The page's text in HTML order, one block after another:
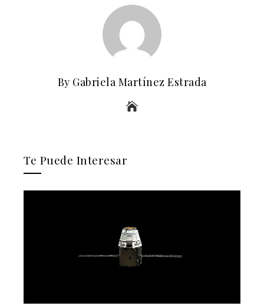
By Gabriela Martínez Estrada
Te Puede Interesar